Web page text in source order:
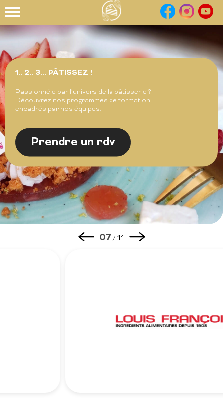
1.. 2.. 3... PÂTISSEZ !
Passionné.e par l’univers de la pâtisserie ?
Découvrez nos programmes de formation
encadrés par nos équipes.
Prendre un rdv
08 /11